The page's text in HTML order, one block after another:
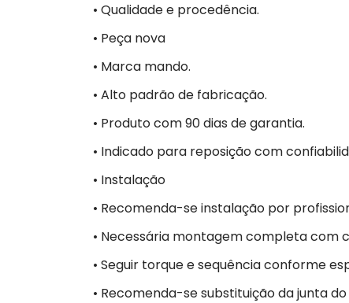
• Qualidade e procedência.
• Peça nova
• Marca mando.
• Alto padrão de fabricação.
• Produto com 90 dias de garantia.
• Indicado para reposição com
• Instalação
• Recomenda-se instalação por
• Necessária montagem completa com
• Seguir torque e sequência conforme
• Recomenda-se substituição da junta